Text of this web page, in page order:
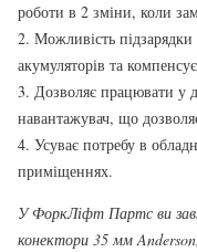
роботи в 2 зміни, коли
2. Можливість
акумуляторів та
3. Дозволяє працювати у
навантажувач, що
4. Усуває потребу в
приміщеннях.
У ФоркЛіфт Партс ви
конектори 35 мм